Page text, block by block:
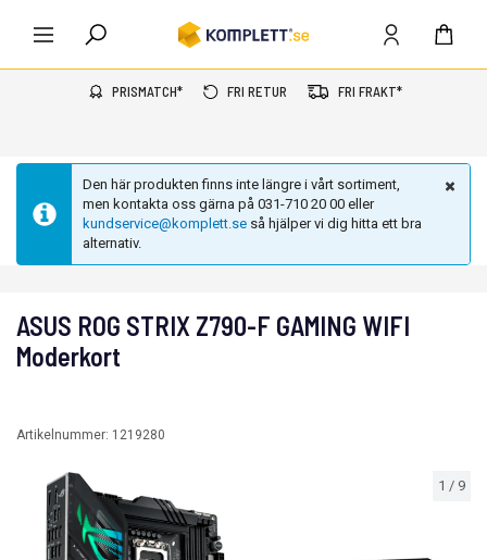
PRISMATCH* FRI RETUR FRI FRAKT*
Den här produkten finns inte längre i vårt sortiment,
men kontakta oss gärna på 031-710 20 00 eller
kundservice@komplett.se så hjälper vi dig hitta ett bra
alternativ.
1 / 9
ASUS ROG STRIX Z790-F GAMING WIFI
Moderkort
Artikelnummer: 1219280